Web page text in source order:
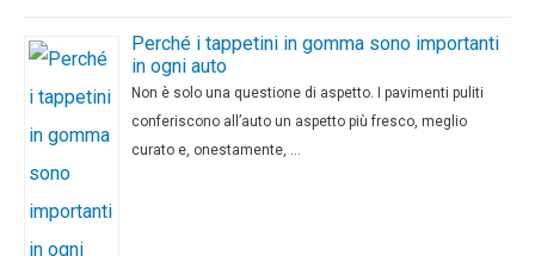
Perché i tappetini in gomma sono importanti
in ogni auto
Non è solo una questione di aspetto. I pavimenti puliti
conferiscono all’auto un aspetto più fresco, meglio
curato e, onestamente, …